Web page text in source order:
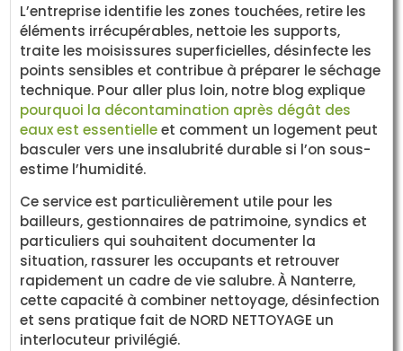
L’entreprise identifie les zones touchées, retire les
éléments irrécupérables, nettoie les supports,
traite les moisissures superficielles, désinfecte les
points sensibles et contribue à préparer le séchage
technique. Pour aller plus loin, notre blog explique
pourquoi la décontamination après dégât des
eaux est essentielleet comment un logement peut
basculer vers une insalubrité durable si l’on sous-
estime l’humidité.
Ce service est particulièrement utile pour les
bailleurs, gestionnaires de patrimoine, syndics et
particuliers qui souhaitent documenter la
situation, rassurer les occupants et retrouver
rapidement un cadre de vie salubre. À Nanterre,
cette capacité à combiner nettoyage, désinfection
et sens pratique fait de NORD NETTOYAGE un
interlocuteur privilégié.